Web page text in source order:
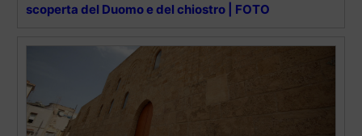
scoperta del Duomo e del chiostro | FOTO